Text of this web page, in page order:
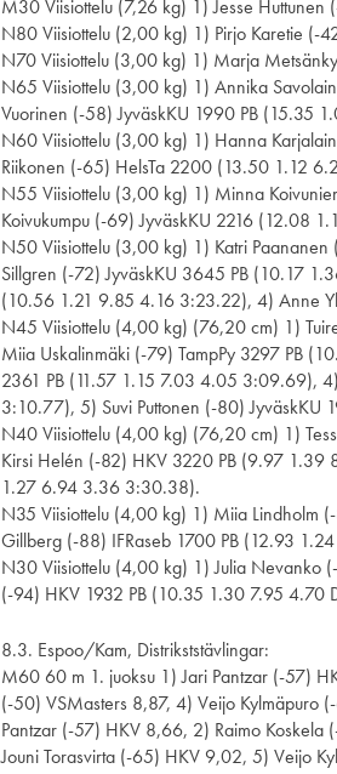
M30 Viisiottelu (7,26 kg) 1) Jesse Huttunen
N80 Viisiottelu (2,00 kg) 1) Pirjo Karetie
N70 Viisiottelu (3,00 kg) 1) Marja
N65 Viisiottelu (3,00 kg) 1) Annika
Vuorinen (-58) JyväskKU 1990 PB (15.35
N60 Viisiottelu (3,00 kg) 1) Hanna
Riikonen (-65) HelsTa 2200 (13.50 1.12
N55 Viisiottelu (3,00 kg) 1) Minna
Koivukumpu (-69) JyväskKU 2216 (12.08
N50 Viisiottelu (3,00 kg) 1) Katri
Sillgren (-72) JyväskKU 3645 PB (10.17
(10.56 1.21 9.85 4.16 3:23.22), 4) Anne
N45 Viisiottelu (4,00 kg) (76,20 cm) 1)
Miia Uskalinmäki (-79) TampPy 3297 PB
2361 PB (11.57 1.15 7.03 4.05 3:09.69),
3:10.77), 5) Suvi Puttonen (-80)
N40 Viisiottelu (4,00 kg) (76,20 cm) 1)
Kirsi Helén (-82) HKV 3220 PB (9.97
1.27 6.94 3.36 3:30.38).
N35 Viisiottelu (4,00 kg) 1) Miia Lindholm
Gillberg (-88) IFRaseb 1700 PB (12.93
N30 Viisiottelu (4,00 kg) 1) Julia Nevanko
(-94) HKV 1932 PB (10.35 1.30 7.95 4.70
8.3. Espoo/Kam, Distrikststävlingar:
M60 60 m 1. juoksu 1) Jari Pantzar (-57)
(-50) VSMasters 8,87, 4) Veijo Kylmäpuro
Pantzar (-57) HKV 8,66, 2) Raimo
Jouni Torasvirta (-65) HKV 9,02, 5) Veijo